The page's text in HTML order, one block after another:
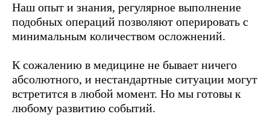
Наш опыт и знания, регулярное выполнение
подобных операций позволяют оперировать с
минимальным количеством осложнений.
К сожалению в медицине не бывает ничего
абсолютного, и нестандартные ситуации могут
встретится в любой момент. Но мы готовы к
любому развитию событий.